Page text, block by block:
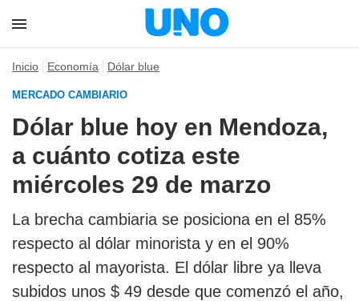
Inicio Economía Dólar blue
MERCADO CAMBIARIO
Dólar blue hoy en Mendoza,
a cuánto cotiza este
miércoles 29 de marzo
La brecha cambiaria se posiciona en el 85%
respecto al dólar minorista y en el 90%
respecto al mayorista. El dólar libre ya lleva
subidos unos $ 49 desde que comenzó el año,